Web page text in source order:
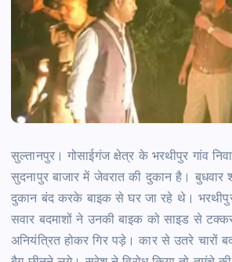
सुल्तानपुर। गोसाईगंज क्षेत्र के भरथीपुर गांव
सुदनापुर बाजार में जेवरात की दुकान है। बुधवार
दुकान बंद करके बाइक से घर जा रहे थे।
सवार बदमाशों ने उनकी बाइक को साइड से
अनियंत्रित होकर गिर पड़े। कार से उतरे चारों